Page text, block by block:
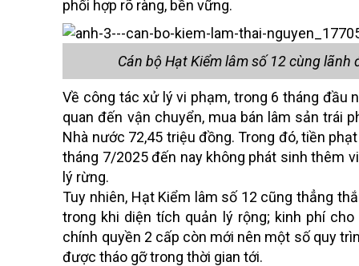
phối hợp rõ ràng, bền vững.
Cán bộ Hạt Kiểm lâm số 12 cùng
Về công tác xử lý vi phạm, trong 6 tháng đầu
quan đến vận chuyển, mua bán lâm sản trái
Nhà nước 72,45 triệu đồng. Trong đó, tiền
tháng 7/2025 đến nay không phát sinh thêm
lý rừng.
Tuy nhiên, Hạt Kiểm lâm số 12 cũng thẳng
trong khi diện tích quản lý rộng; kinh phí
chính quyền 2 cấp còn mới nên một số quy
được tháo gỡ trong thời gian tới.